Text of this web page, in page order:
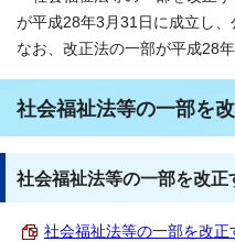
が平成28年3月31日に成立し、
なお、改正法の一部が平成28
社会福祉法等の一部を
社会福祉法等の一部を改正
社会福祉法等の一部を改